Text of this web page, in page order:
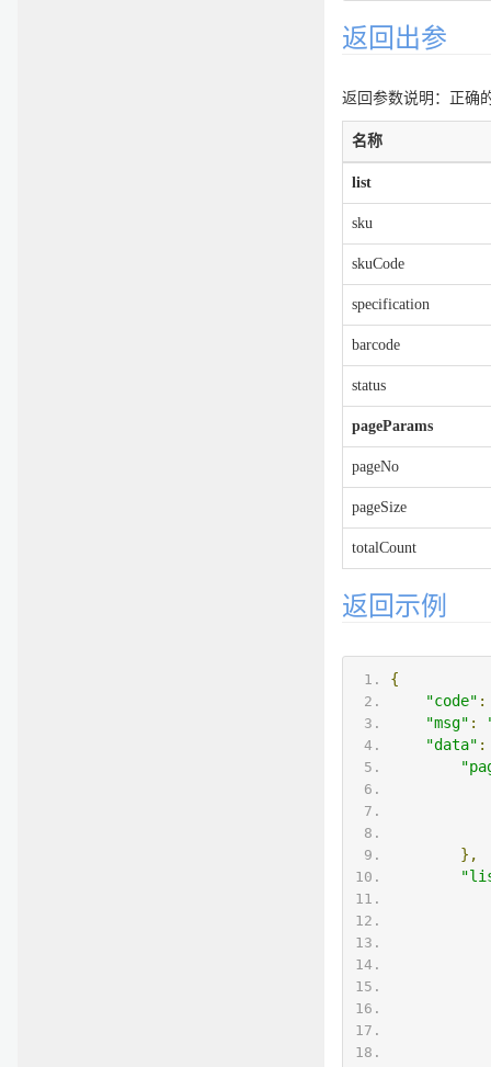
返回出参
返回参数说明：正确
名称
list
sku
skuCode
specification
barcode
status
pageParams
pageNo
pageSize
totalCount
返回示例
{
"code" :
"msg" :
"data" :
},